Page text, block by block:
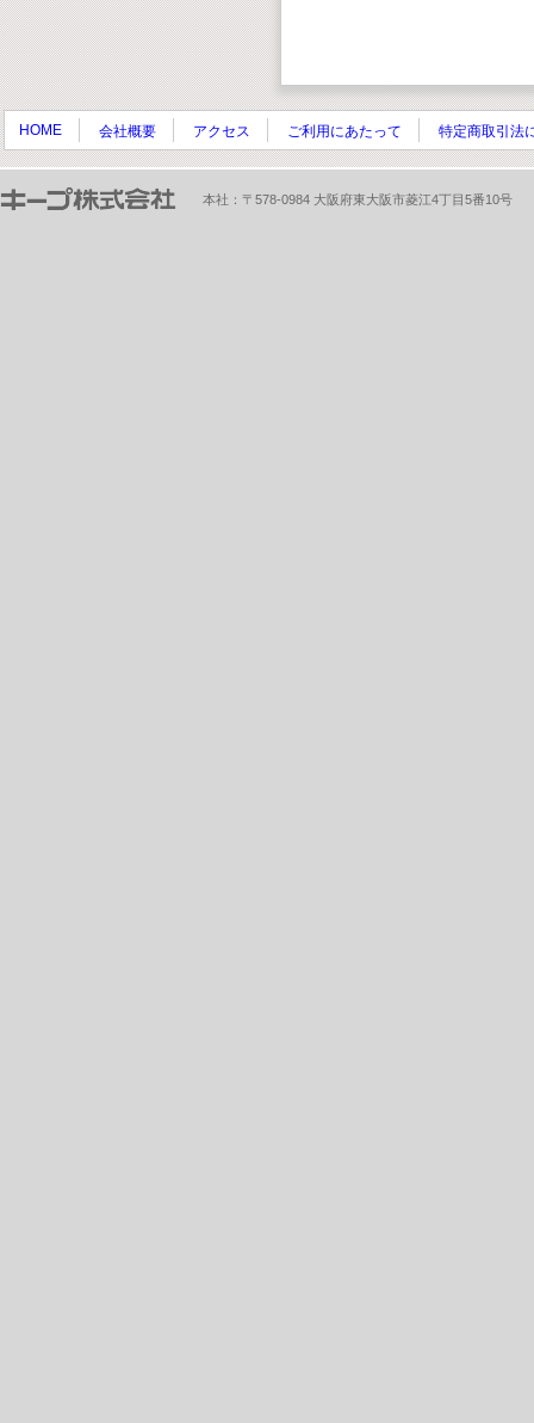
HOME 会社概要 アクセス ご利用にあたって 特定商取引法
本社：〒578-0984 大阪府東大阪市菱江4丁目5番10号